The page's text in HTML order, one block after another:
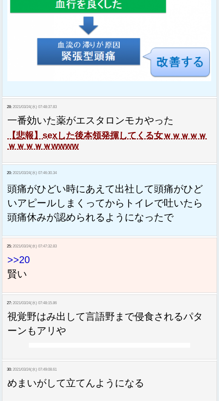
28: 2021/03/24(水) 07:48:37.83
一番効いた薬がエスタロンモカやった
【悲報】sexした後本領発揮してくる女ｗｗｗｗｗ
ｗｗｗｗｗwwww
20: 2021/03/24(水) 07:46:30.34
頭痛がひどい時にあえて出社して頭痛がひど
いアピールしまくってからトイレで吐いたら
頭痛休みが認められるようになったで
25: 2021/03/24(水) 07:47:32.83
>>20
賢い
27: 2021/03/24(水) 07:48:15.86
視覚野はみ出して言語野まで侵食されるパタ
ーンもアリや
30: 2021/03/24(水) 07:49:08.61
めまいがして立てんようになる